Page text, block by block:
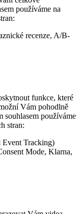
používáme na
recenze, A/B-
funkce, které
Vám pohodlně
souhlasem používáme
stran:
Event Tracking)
Mode, Klarna,